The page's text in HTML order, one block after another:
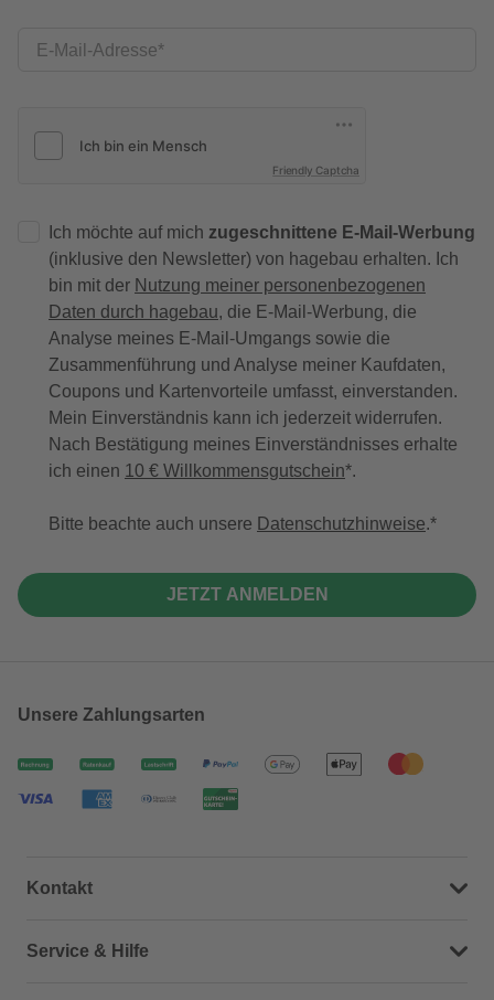
E-Mail-Adresse
Friendly Captcha
Ich möchte auf mich zugeschnittene E-Mail-Werbung
(inklusive den Newsletter) von hagebau erhalten. Ich
bin mit der Nutzung meiner personenbezogenen
Daten durch hagebau, die E-Mail-Werbung, die
Analyse meines E-Mail-Umgangs sowie die
Zusammenführung und Analyse meiner Kaufdaten,
Coupons und Kartenvorteile umfasst, einverstanden.
Mein Einverständnis kann ich jederzeit widerrufen.
Nach Bestätigung meines Einverständnisses erhalte
ich einen 10 € Willkommensgutschein*.
Bitte beachte auch unsere Datenschutzhinweise.
JETZT ANMELDEN
Unsere Zahlungsarten
Kontakt
Dein Kontakt zu uns
Service & Hilfe